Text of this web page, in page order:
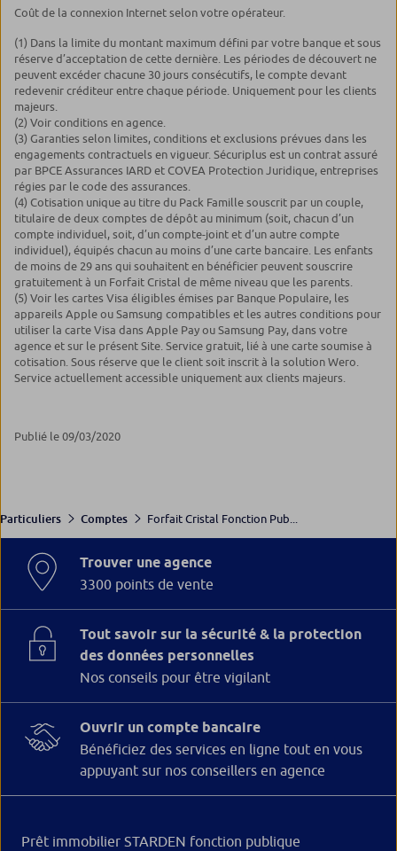
Coût de la connexion Internet selon votre opérateur.
(1) Dans la limite du montant maximum défini par votre banque et sous
réserve d’acceptation de cette dernière. Les périodes de découvert ne
peuvent excéder chacune 30 jours consécutifs, le compte devant
redevenir créditeur entre chaque période. Uniquement pour les clients
majeurs.
(2) Voir conditions en agence.
(3) Garanties selon limites, conditions et exclusions prévues dans les
engagements contractuels en vigueur. Sécuriplus est un contrat assuré
par BPCE Assurances IARD et COVEA Protection Juridique, entreprises
régies par le code des assurances.
(4) Cotisation unique au titre du Pack Famille souscrit par un couple,
titulaire de deux comptes de dépôt au minimum (soit, chacun d’un
compte individuel, soit, d’un compte-joint et d’un autre compte
individuel), équipés chacun au moins d’une carte bancaire. Les enfants
de moins de 29 ans qui souhaitent en bénéficier peuvent souscrire
gratuitement à un Forfait Cristal de même niveau que les parents.
(5) Voir les cartes Visa éligibles émises par Banque Populaire, les
appareils Apple ou Samsung compatibles et les autres conditions pour
utiliser la carte Visa dans Apple Pay ou Samsung Pay, dans votre
agence et sur le présent Site. Service gratuit, lié à une carte soumise à
cotisation. Sous réserve que le client soit inscrit à la solution Wero.
Service actuellement accessible uniquement aux clients majeurs.
Publié le 09/03/2020
Particuliers Comptes Forfait Cristal Fonction Pub...
Trouver une agence
3300 points de vente
Tout savoir sur la sécurité & la protection
des données personnelles
Nos conseils pour être vigilant
Ouvrir un compte bancaire
Bénéficiez des services en ligne tout en vous
appuyant sur nos conseillers en agence
Prêt immobilier STARDEN fonction publique